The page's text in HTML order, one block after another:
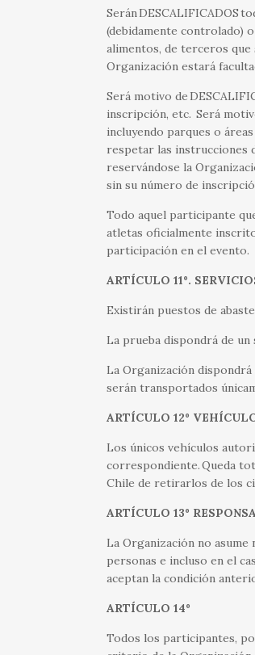
Serán DESCALIFICADOS
(debidamente controlado)
alimentos, de terceros
Organización estará
Será motivo de
inscripción, etc. Será
incluyendo parques o
respetar las instrucciones
reservándose la
sin su número de
Todo aquel participante
atletas oficialmente
participación en el evento.
ARTÍCULO 11º.
Existirán puestos de
La prueba dispondrá de
La Organización
serán transportados
ARTÍCULO 12º
Los únicos vehículos
correspondiente. Queda
Chile de retirarlos de los
ARTÍCULO 13º
La Organización no
personas e incluso en el
aceptan la condición
ARTÍCULO 14º
Todos los participantes,